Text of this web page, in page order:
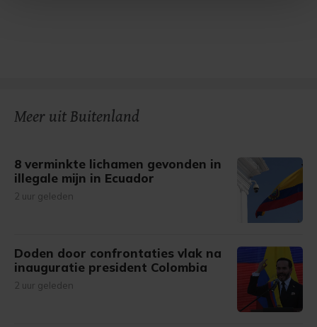
Meer uit Buitenland
8 verminkte lichamen gevonden in
illegale mijn in Ecuador
2 uur geleden
Doden door confrontaties vlak na
inauguratie president Colombia
2 uur geleden